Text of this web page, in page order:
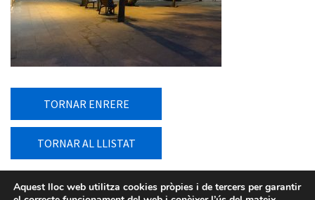
TORNAR ENRERE
TORNAR AL LLISTAT
Aquest lloc web utilitza cookies pròpies i de tercers per garantir